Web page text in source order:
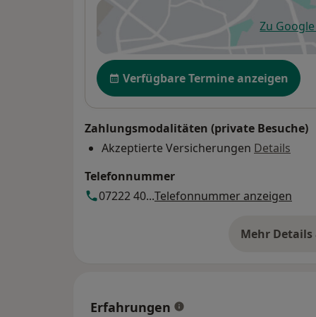
Zu
Verfügbarkeit
Verfügbare Termine anzeigen
Zahlungsmodalitäten (private Besuche)
Akzeptierte Versicherungen Details
Telefonnummer
07222 40...Telefonnummer anzeigen
Mehr Details
Erfahrungen